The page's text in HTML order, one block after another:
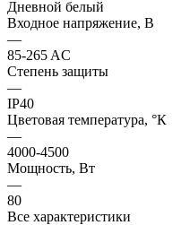
Дневной белый
Входное напряжение, В
—
85-265 AC
Степень защиты
—
IP40
Цветовая температура, °К
—
4000-4500
Мощность, Вт
—
80
Все характеристики